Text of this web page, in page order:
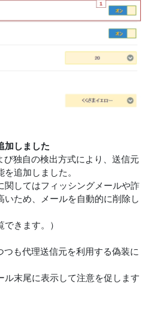
加しました
独自の検出方式により、送信元
追加しました。
関してはフィッシングメールや詐
ため、メールを自動的に削除し
できます。）
も代理送信元を利用する偽装に
ル末尾に表示して注意を促します